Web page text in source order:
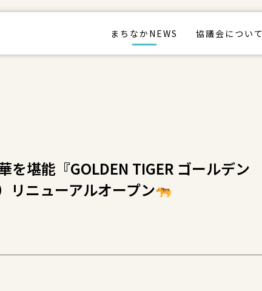
まちなかNEWS 協議会について
を堪能『GOLDEN TIGER ゴールデン
リニューアルオープン